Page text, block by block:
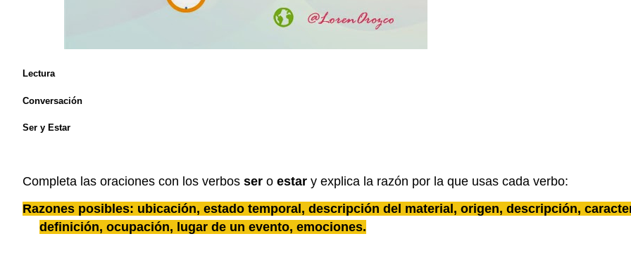
Lectura
Conversación
Ser y Estar
Completa las oraciones con los verbos ser o estar y explica la razón por la que usas cada verbo:
Razones posibles: ubicación, estado temporal, descripción del material, origen, descripción,
definición, ocupación, lugar de un evento, emociones.